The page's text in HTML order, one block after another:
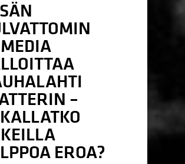
–
EROA?